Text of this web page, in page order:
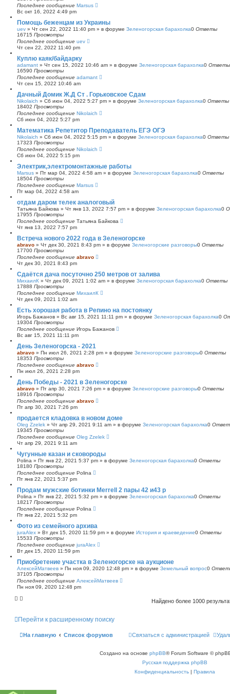
Последнее сообщение Marsus
Вс окт 16, 2022 4:49 pm
Помощь беженцам из Украины
uev » Чт сен 22, 2022 11:40 pm » в форуме Зеленогорская барахолка0 Ответы
16715 Просмотры
Последнее сообщение uev
Чт сен 22, 2022 11:40 pm
Куплю каяк/байдарку
adamant » Чт сен 15, 2022 10:46 am » в форуме Зеленогорская барахолка0 Ответы
16590 Просмотры
Последнее сообщение adamant
Чт сен 15, 2022 10:46 am
Дачный Домик Ж.Д Ст . Горьковское Сдам
Nikolaich » Сб июн 04, 2022 5:27 pm » в форуме Зеленогорская барахолка0 Ответы
18402 Просмотры
Последнее сообщение Nikolaich
Сб июн 04, 2022 5:27 pm
Математика Репетитор Преподаватель ЕГЭ ОГЭ
Nikolaich » Сб июн 04, 2022 5:15 pm » в форуме Зеленогорская барахолка0 Ответы
17323 Просмотры
Последнее сообщение Nikolaich
Сб июн 04, 2022 5:15 pm
Электрик,электромонтажные работы
Marsus » Пт мар 04, 2022 4:58 am » в форуме Зеленогорская барахолка0 Ответы
18504 Просмотры
Последнее сообщение Marsus
Пт мар 04, 2022 4:58 am
отдам даром телек аналоговый
Татьяна Байкова » Чт янв 13, 2022 7:57 pm » в форуме Зеленогорская барахолка0
17955 Просмотры
Последнее сообщение Татьяна Байкова
Чт янв 13, 2022 7:57 pm
Встреча нового 2022 года в Зеленогорске
abravo » Чт дек 30, 2021 8:43 pm » в форуме Зеленогорские разговоры0 Ответы
17700 Просмотры
Последнее сообщение abravo
Чт дек 30, 2021 8:43 pm
Сдаётся дача посуточно 250 метров от залива
МихаилК » Чт дек 09, 2021 1:02 am » в форуме Зеленогорская барахолка0 Ответы
17888 Просмотры
Последнее сообщение МихаилК
Чт дек 09, 2021 1:02 am
Есть хорошая работа в Репино на постоянку
Игорь Бажанов » Вс авг 15, 2021 11:11 pm » в форуме Зеленогорская барахолка0
19304 Просмотры
Последнее сообщение Игорь Бажанов
Вс авг 15, 2021 11:11 pm
День Зеленогорска - 2021
abravo » Пн июл 26, 2021 2:28 pm » в форуме Зеленогорские разговоры0 Ответы
18353 Просмотры
Последнее сообщение abravo
Пн июл 26, 2021 2:28 pm
День Победы - 2021 в Зеленогорске
abravo » Пт апр 30, 2021 7:26 pm » в форуме Зеленогорские разговоры0 Ответы
18916 Просмотры
Последнее сообщение abravo
Пт апр 30, 2021 7:26 pm
продается кладовка в новом доме
Oleg Zzelek » Чт апр 29, 2021 9:11 am » в форуме Зеленогорская барахолка0
19345 Просмотры
Последнее сообщение Oleg Zzelek
Чт апр 29, 2021 9:11 am
Чугунные казан и сковороды
Polina » Пт янв 22, 2021 5:37 pm » в форуме Зеленогорская барахолка0 Ответы
18180 Просмотры
Последнее сообщение Polina
Пт янв 22, 2021 5:37 pm
Продам мужские ботинки Merrell 2 пары 42 и43 р
Polina » Пт янв 22, 2021 5:32 pm » в форуме Зеленогорская барахолка0 Ответы
18217 Просмотры
Последнее сообщение Polina
Пт янв 22, 2021 5:32 pm
Фото из семейного архива
juraAlex » Вт дек 15, 2020 11:59 pm » в форуме История и краеведение0 Ответы
15533 Просмотры
Последнее сообщение juraAlex
Вт дек 15, 2020 11:59 pm
Приобретение участка в Зеленогорске на аукционе
АлексейМатвеев » Пн ноя 09, 2020 12:48 pm » в форуме Земельный вопрос0
37105 Просмотры
Последнее сообщение АлексейМатвеев
Пн ноя 09, 2020 12:48 pm
Найдено более 1000
Перейти к расширенному поиску
На главную Список форумов Связаться с администрацией
Создано на основе phpBB® Forum Software ©
Русская поддержка phpBB
Конфиденциальность | Правила